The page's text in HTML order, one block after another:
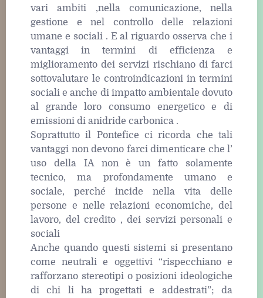
vari ambiti ,nella comunicazione, nella
gestione e nel controllo delle relazioni
umane e sociali . E al riguardo osserva che i
vantaggi in termini di efficienza e
miglioramento dei servizi rischiano di farci
sottovalutare le controindicazioni in termini
sociali e anche di impatto ambientale dovuto
al grande loro consumo energetico e di
emissioni di anidride carbonica .
Soprattutto il Pontefice ci ricorda che tali
vantaggi non devono farci dimenticare che l’
uso della IA non è un fatto solamente
tecnico, ma profondamente umano e
sociale, perché incide nella vita delle
persone e nelle relazioni economiche, del
lavoro, del credito , dei servizi personali e
sociali
Anche quando questi sistemi si presentano
come neutrali e oggettivi “rispecchiano e
rafforzano stereotipi o posizioni ideologiche
di chi li ha progettati e addestrati”; da